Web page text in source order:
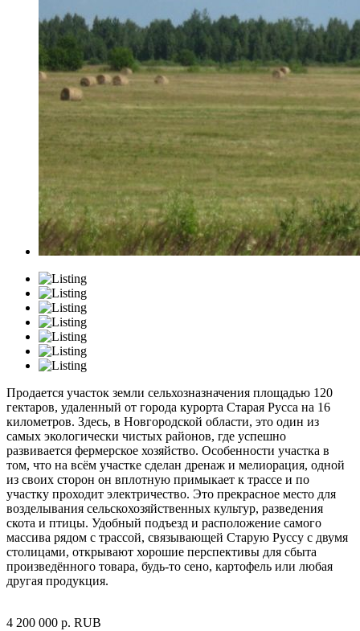
Продается участок земли сельхозназначения площадью 120
гектаров, удаленный от города курорта Старая Русса на 16
километров. Здесь, в Новгородской области, это один из
самых экологически чистых районов, где успешно
развивается фермерское хозяйство. Особенности участка в
том, что на всём участке сделан дренаж и мелиорация, одной
из своих сторон он вплотную примыкает к трассе и по
участку проходит электричество. Это прекрасное место для
возделывания сельскохозяйственных культур, разведения
скота и птицы. Удобный подъезд и расположение самого
массива рядом с трассой, связывающей Старую Руссу с двумя
столицами, открывают хорошие перспективы для сбыта
произведённого товара, будь-то сено, картофель или любая
другая продукция.
4 200 000 р. RUB